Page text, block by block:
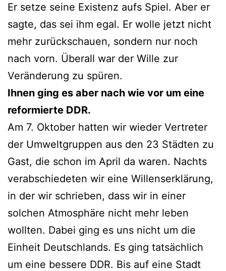
Er setze seine Existenz aufs Spiel. Aber er
sagte, das sei ihm egal. Er wolle jetzt nicht
mehr zurückschauen, sondern nur noch
nach vorn. Überall war der Wille zur
Veränderung zu spüren.
Ihnen ging es aber nach wie vor um eine
reformierte DDR.
Am 7. Oktober hatten wir wieder Vertreter
der Umweltgruppen aus den 23 Städten zu
Gast, die schon im April da waren. Nachts
verabschiedeten wir eine Willenserklärung,
in der wir schrieben, dass wir in einer
solchen Atmosphäre nicht mehr leben
wollten. Dabei ging es uns nicht um die
Einheit Deutschlands. Es ging tatsächlich
um eine bessere DDR. Bis auf eine Stadt